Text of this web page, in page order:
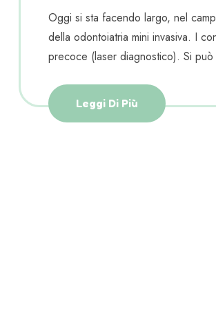
Oggi si sta facendo largo, nel
della odontoiatria mini invasiva. I
precoce (laser diagnostico). Si
Leggi Di Più